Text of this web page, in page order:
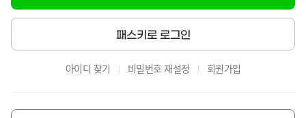
패스키로 로그인
아이디 찾기 비밀번호 재설정 회원가입